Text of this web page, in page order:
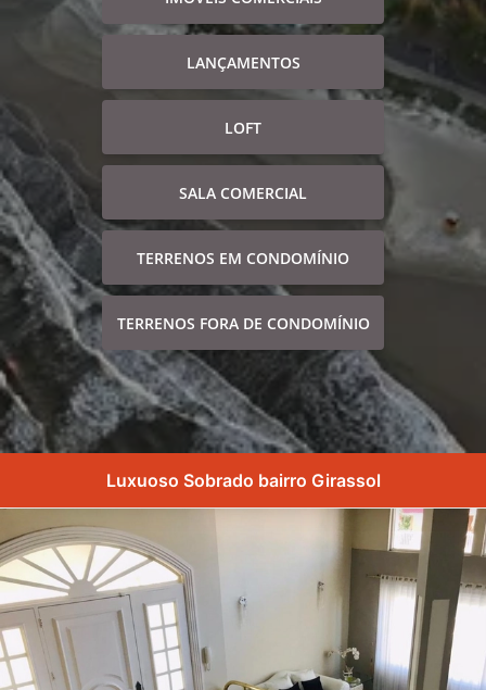
LANÇAMENTOS
LOFT
SALA COMERCIAL
TERRENOS EM CONDOMÍNIO
TERRENOS FORA DE CONDOMÍNIO
Luxuoso Sobrado bairro Girassol